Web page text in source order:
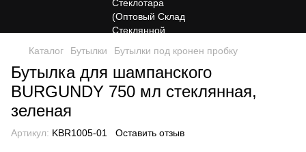
Каталог Бутылки Бутылки под кронен пробку
Бутылка для шампанского
BURGUNDY 750 мл стеклянная,
зеленая
Артикул: KBR1005-01 Оставить отзыв